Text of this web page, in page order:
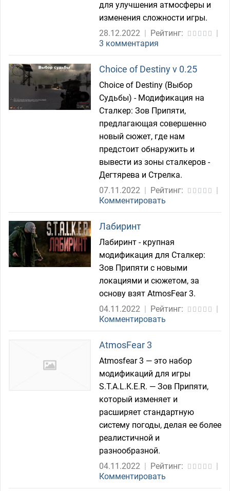
для улучшения атмосферы и
изменения сложности игры.
28.12.2022 | Рейтинг:
|
3 комментария
Choice of Destiny v 0.25
Choice of Destiny (Выбор
Судьбы) - Модификация на
Сталкер: Зов Припяти,
предлагающая совершенно
новый сюжет, где нам
предстоит обнаружить и
вывести из зоны сталкеров -
Дегтярева и Стрелка.
07.11.2022 | Рейтинг:
|
Комментировать
Лабиринт
Лабиринт - крупная
модификация для Сталкер:
Зов Припяти с новыми
локациями и сюжетом, за
основу взят AtmosFear 3.
04.11.2022 | Рейтинг:
|
Комментировать
AtmosFear 3
Atmosfear 3 — это набор
модификаций для игры
S.T.A.L.K.E.R. — Зов Припяти,
который изменяет и
расширяет стандартную
систему погоды, делая ее более
реалистичной и
разнообразной.
04.11.2022 | Рейтинг:
|
Комментировать